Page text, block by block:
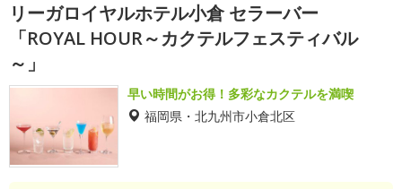
リーガロイヤルホテル小倉 セラーバー
「ROYAL HOUR～カクテルフェスティバル
～」
早い時間がお得！多彩なカクテルを満喫
福岡県・北九州市小倉北区